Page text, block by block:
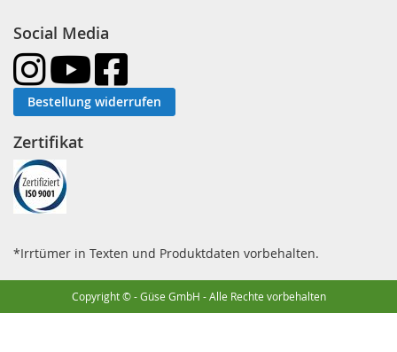
Social Media
Bestellung widerrufen
Zertifikat
*Irrtümer in Texten und Produktdaten vorbehalten.
Copyright © - Güse GmbH - Alle Rechte vorbehalten